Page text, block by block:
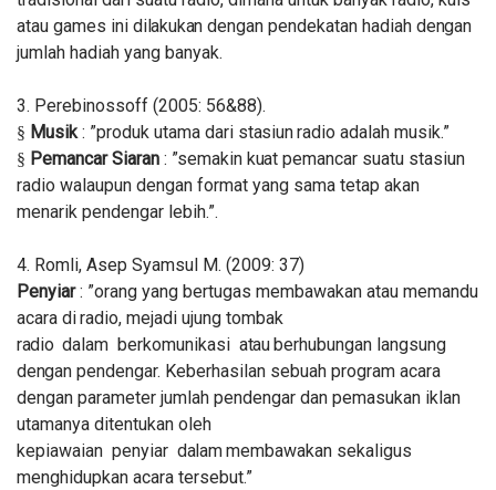
atau games ini dilakukan dengan pendekatan hadiah dengan
jumlah hadiah yang banyak.
3. Perebinossoff (2005: 56&88).
§ Musik: ”produk utama dari stasiunradio adalah musik.”
§ Pemancar Siaran : ”semakin kuat pemancar suatu stasiun
radio walaupun dengan format yang sama tetap akan
menarik pendengar lebih.”.
4. Romli, Asep Syamsul M. (2009: 37)
Penyiar: ”orang yang bertugas membawakan atau memandu
acara diradio, mejadi ujung tombak
radio dalam berkomunikasiatau berhubungan langsung
dengan pendengar. Keberhasilan sebuah program acara
dengan parameter jumlah pendengar dan pemasukan iklan
utamanya ditentukan oleh
kepiawaian penyiar dalammembawakan sekaligus
menghidupkan acara tersebut.”